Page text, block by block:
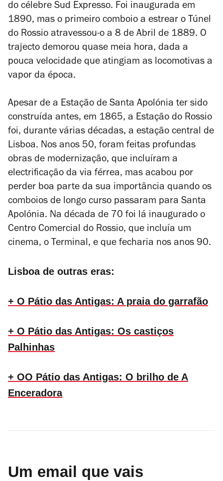
do célebre Sud Expresso. Foi inaugurada em
1890, mas o primeiro comboio a estrear o Túnel
do Rossio atravessou-o a 8 de Abril de 1889. O
trajecto demorou quase meia hora, dada a
pouca velocidade que atingiam as locomotivas a
vapor da época.
Apesar de a Estação de Santa Apolónia ter sido
construída antes, em 1865, a Estação do Rossio
foi, durante várias décadas, a estação central de
Lisboa. Nos anos 50, foram feitas profundas
obras de modernização, que incluíram a
electrificação da via férrea, mas acabou por
perder boa parte da sua importância quando os
comboios de longo curso passaram para Santa
Apolónia. Na década de 70 foi lá inaugurado o
Centro Comercial do Rossio, que incluía um
cinema, o Terminal, e que fecharia nos anos 90.
Lisboa de outras eras:
+ O Pátio das Antigas: A praia do garrafão
+ O Pátio das Antigas: Os castiços
Palhinhas
+ OO Pátio das Antigas: O brilho de A
Enceradora
Um email que vais